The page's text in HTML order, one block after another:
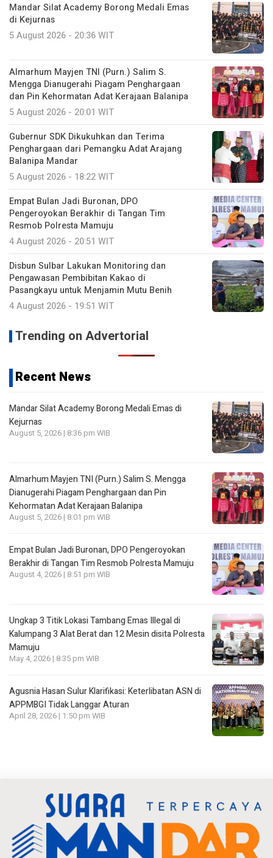
Mandar Silat Academy Borong Medali Emas
di Kejurnas
5 August 2026 - 20:36 WIT
Almarhum Mayjen TNI (Purn.) Salim S.
Mengga Dianugerahi Piagam Penghargaan
dan Pin Kehormatan Adat Kerajaan Balanipa
5 August 2026 - 20:01 WIT
Gubernur SDK Dikukuhkan dan Terima
Penghargaan dari Pemangku Adat Arajang
Balanipa Mandar
5 August 2026 - 18:22 WIT
Empat Bulan Jadi Buronan, DPO
Pengeroyokan Berakhir di Tangan Tim
Resmob Polresta Mamuju
4 August 2026 - 20:51 WIT
Disbun Sulbar Lakukan Monitoring dan
Pengawasan Pembibitan Kakao di
Pasangkayu untuk Menjamin Mutu Benih
4 August 2026 - 19:51 WIT
Trending on Advertorial
Recent News
Mandar Silat Academy Borong Medali Emas di
Kejurnas
August 5, 2026 | 8:36 pm WIB
Almarhum Mayjen TNI (Purn.) Salim S. Mengga
Dianugerahi Piagam Penghargaan dan Pin
Kehormatan Adat Kerajaan Balanipa
August 5, 2026 | 8:01 pm WIB
Empat Bulan Jadi Buronan, DPO Pengeroyokan
Berakhir di Tangan Tim Resmob Polresta Mamuju
August 4, 2026 | 8:51 pm WIB
Ungkap 3 Titik Lokasi Tambang Emas Illegal di
Kalumpang 3 Alat Berat dan 12 Mesin disita Polresta
Mamuju
May 4, 2026 | 8:35 pm WIB
Agusnia Hasan Sulur Klarifikasi: Keterlibatan ASN di
APPMBGI Tidak Langgar Aturan
April 28, 2026 | 1:50 pm WIB